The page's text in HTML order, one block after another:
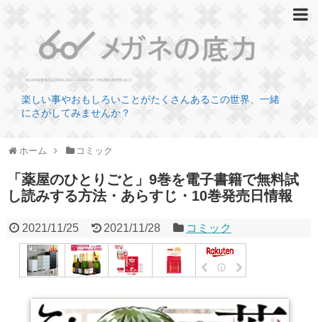
楽しい事やおもしろいことがたくさんあるこの世界、一緒
にさがしてみませんか？
ホーム コミック
「薬屋のひとりごと」9巻を電子書籍で無料試
し読みする方法・あらすじ・10巻発売日情報
2021/11/25 2021/11/28 コミック